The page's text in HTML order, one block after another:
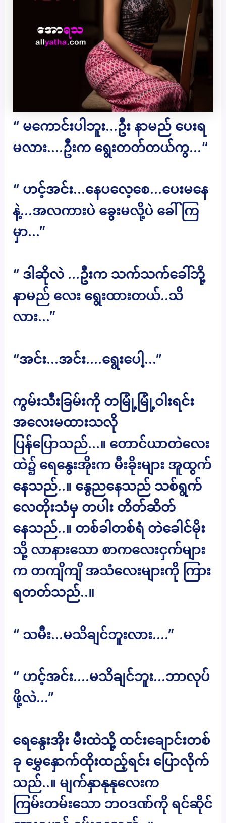
“ မကောင်းပါဘူး…ဦး နာမည် ပေးရ
မလား….ဦးက ရွေးတတ်တယ်ကွ…“
“ ဟင့်အင်း…နေပလေ့စေ…ပေးမနေ
နဲ့…အလကားပဲ ခွေးမလို့ပဲ ခေါ်ကြ
မှာ…”
“ ဒါဆိုလဲ …ဦးက သက်သက်ခေါ်ဘို့
နာမည် လေး ရွေးထားတယ်..သိ
လား…”
“အင်း…အင်း….ရွေးပေါ့…”
ကွမ်းသီးခြမ်းကို တမြုံ့မြုံ့ဝါးရင်း
အလေးမထားသလို
ပြန်ပြောသည်…။ တောင်ယာတဲလေး
ထဲ၌ ရေနွေးအိုးက မီးခိုးများ အူထွက်
နေသည်..။ နွေညနေသည် သစ်ရွက်
လေတိုးသံမှ တပါး တိတ်ဆိတ်
နေသည်..။ တစ်ခါတစ်ရံ တဲခေါင်မိုး
သို့ လာနားသော စာကလေးငှက်များ
က တကျိကျိ အသံလေးများကို ကြား
ရတတ်သည်..။
“ သမီး…မသိချင်ဘူးလား….”
“ ဟင့်အင်း….မသိချင်ဘူး…ဘာလုပ်
ဖို့လဲ…”
ရေနွေးအိုး မီးထဲသို့ ထင်းချောင်းတစ်
ခု မွှေနှောက်ထိုးထည့်ရင်း ပြောလိုက်
သည်..။ မျက်နှာနုနုလေးက
ကြမ်းတမ်းသော ဘဝဒဏ်ကို ရင်ဆိုင်